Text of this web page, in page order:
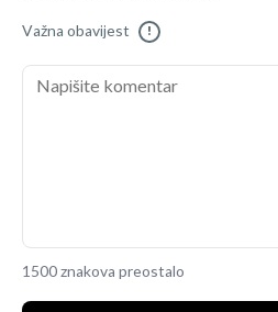
Važna obavijest !
1500 znakova preostalo